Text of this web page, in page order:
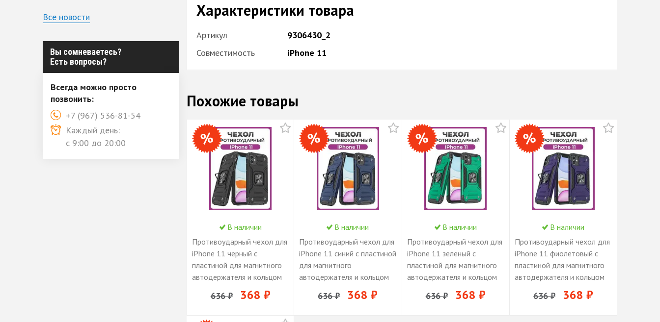
Все новости
Вы сомневаетесь?
Есть вопросы?
Всегда можно просто
позвонить:
+7 (967) 536-81-54
Каждый день:
с 9:00 до 20:00
Характеристики товара
Артикул
9306430_2
Совместимость
iPhone 11
Похожие товары
В наличии
Противоударный чехол для
iPhone 11 черный с
пластиной для магнитного
автодержателя и кольцом
636 ₽ 368 ₽
В наличии
Противоударный чехол для
iPhone 11 синий с пластиной
для магнитного
автодержателя и кольцом
636 ₽ 368 ₽
В наличии
Противоударный чехол для
iPhone 11 зеленый с
пластиной для магнитного
автодержателя и кольцом
636 ₽ 368 ₽
В наличии
Противоударный чехол для
iPhone 11 фиолетовый с
пластиной для магнитного
автодержателя и кольцом
636 ₽ 368 ₽